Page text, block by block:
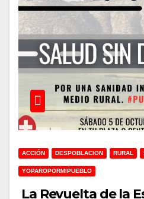
ACCIÓN DESPOBLACION RURAL
YOPAROPORMIPUEBLO
La Revuelta de la